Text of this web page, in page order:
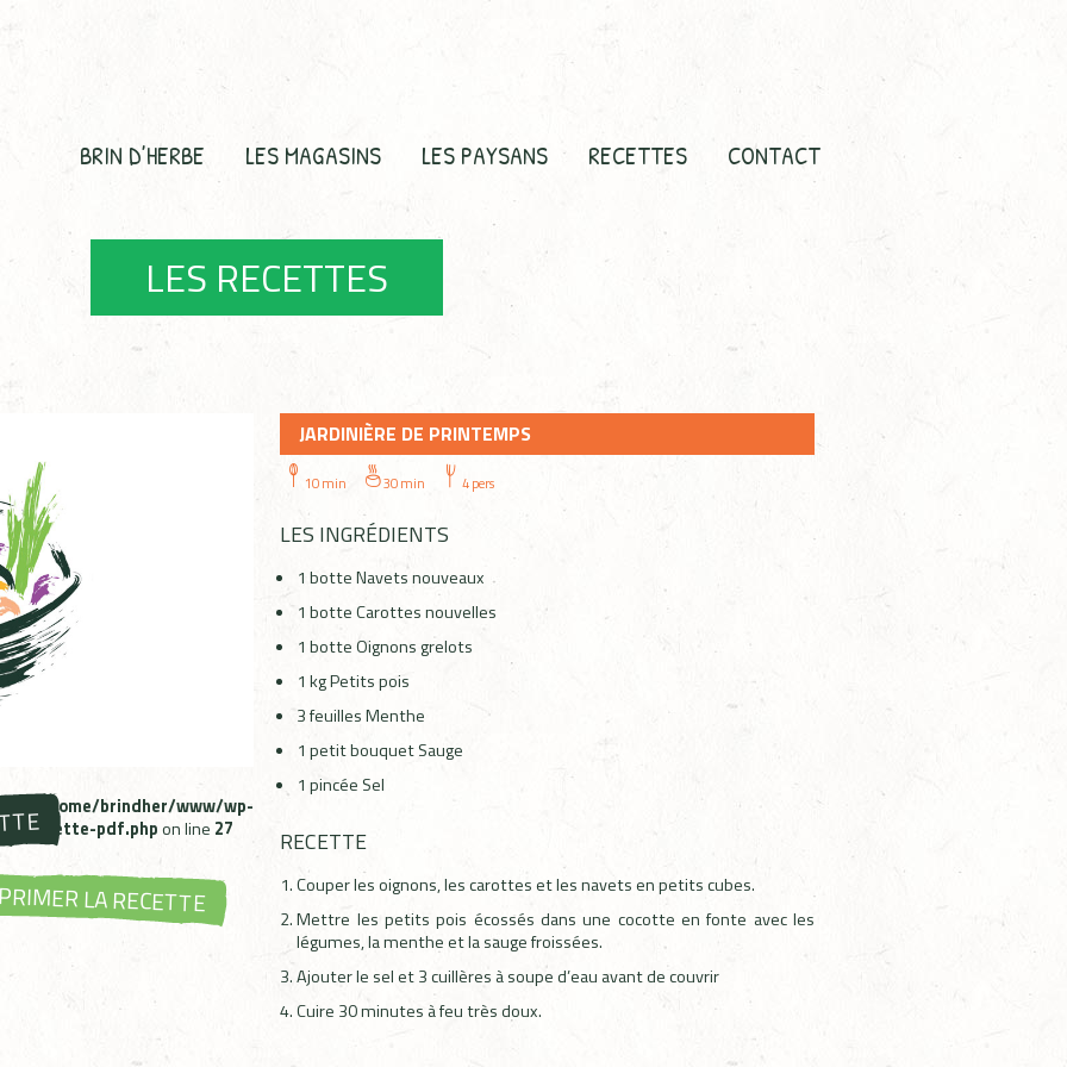
BRIN D’HERBE LES MAGASINS LES PAYSANS RECETTES CONTACT
LES RECETTES
in
/home/brindher/www/wp-
recette-pdf.phpon line 27
LA RECETTE
JARDINIÈRE DE PRINTEMPS
10 min 30 min 4 pers
LES INGRÉDIENTS
1 botteNavets nouveaux
1 botteCarottes nouvelles
1 botteOignons grelots
1 kgPetits pois
3feuillesMenthe
1 petit bouquetSauge
1 pincée Sel
RECETTE
Couper les oignons, les carottes et les navets en petits cubes.
Mettre les petits pois écossés dans une cocotte en fonte avec les
légumes, la menthe et la sauge froissées.
Ajouter le sel et 3 cuillères à soupe d’eau avant de couvrir
Cuire 30 minutes à feu très doux.